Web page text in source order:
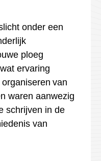
onder een
ploeg
ervaring
van
waren aanwezig
schrijven in de
van